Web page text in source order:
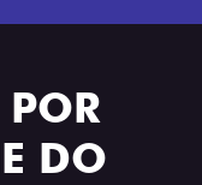
DO